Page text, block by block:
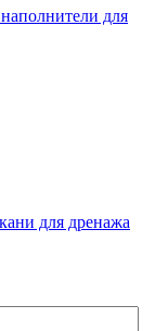
для
для дренажа